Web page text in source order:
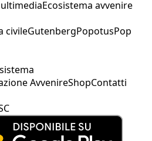
Ecosistema avvenire
civileGutenbergPopotusPop
AvvenireShopContatti